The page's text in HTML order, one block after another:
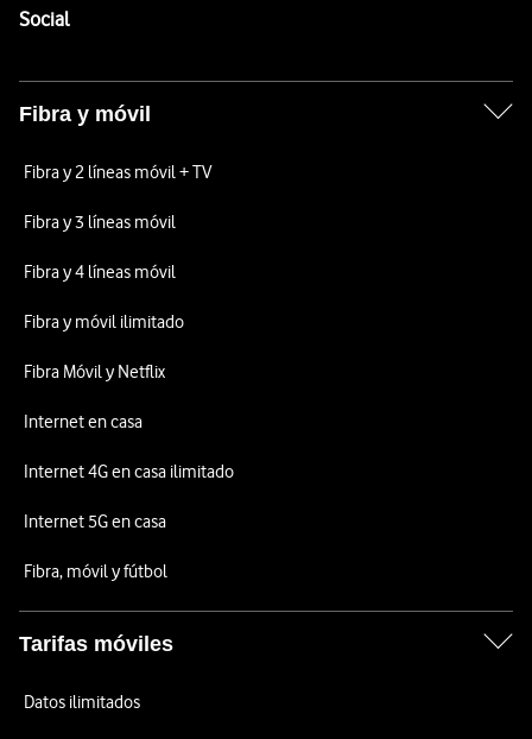
SocialEnlaces a las redes sociales de Vodafone
Fibra y móvil
Fibra y 2 líneas móvil + TV
Fibra y 3 líneas móvil
Fibra y 4 líneas móvil
Fibra y móvil ilimitado
Fibra Móvil y Netflix
Internet en casa
Internet 4G en casa ilimitado
Internet 5G en casa
Fibra, móvil y fútbol
Tarifas móviles
Datos ilimitados